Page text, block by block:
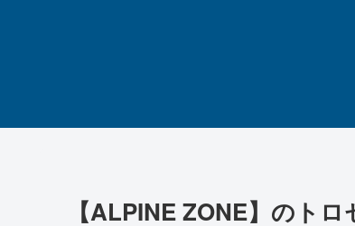
【ALPINE ZONE】のトロ